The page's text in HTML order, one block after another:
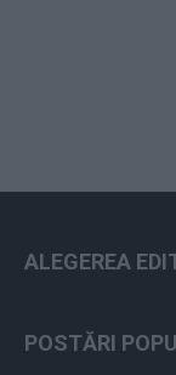
ALEGEREA
POSTĂRI